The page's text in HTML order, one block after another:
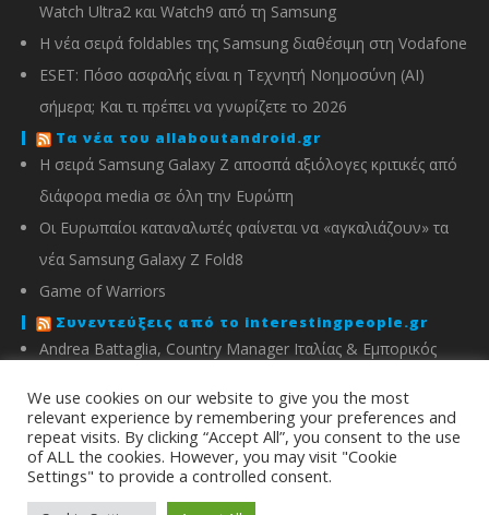
Watch Ultra2 και Watch9 από τη Samsung
Η νέα σειρά foldables της Samsung διαθέσιμη στη Vodafone
ESET: Πόσο ασφαλής είναι η Τεχνητή Νοημοσύνη (AI)
σήμερα; Και τι πρέπει να γνωρίζετε το 2026
Τα νέα του allaboutandroid.gr
Η σειρά Samsung Galaxy Z αποσπά αξιόλογες κριτικές από
διάφορα media σε όλη την Ευρώπη
Οι Ευρωπαίοι καταναλωτές φαίνεται να «αγκαλιάζουν» τα
νέα Samsung Galaxy Z Fold8
Game of Warriors
Συνεντεύξεις από το interestingpeople.gr
Andrea Battaglia, Country Manager Ιταλίας & Εμπορικός
IMOU
Μιχάλης Χειμώνας, Γενικός Διευθυντής ΣΦΕΕ
info@energyin.gr
We use cookies on our website to give you the most
relevant experience by remembering your preferences and
repeat visits. By clicking “Accept All”, you consent to the use
of ALL the cookies. However, you may visit "Cookie
Settings" to provide a controlled consent.